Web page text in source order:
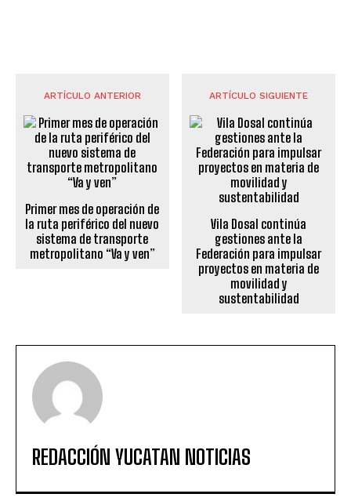
ARTÍCULO ANTERIOR
Primer mes de operación de
la ruta periférico del nuevo
sistema de transporte
metropolitano “Va y ven”
ARTÍCULO SIGUIENTE
Vila Dosal continúa
gestiones ante la
Federación para impulsar
proyectos en materia de
movilidad y
sustentabilidad
REDACCIÓN YUCATAN NOTICIAS